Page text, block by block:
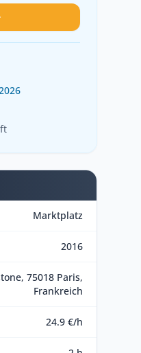
Marktplatz
2016
75018 Paris,
Frankreich
24.9 €/h